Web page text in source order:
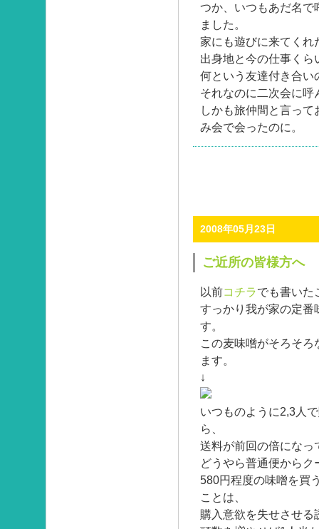
つか、いつもあだ名で
ました。
家にも遊びに来てくれ
出身地と今の仕事く
何という友達付き合い
それなのに二次会に呼
しかも旅仲間と言っ
み会で会ったのに。
2008年05月23日
ご近所の皆様方へ
以前コチラでも書いた
すっかり我が家の定番
す。
この麦味噌がそろそ
ます。
↓
いつものように2,3人
ら、
送料が前回の倍になっ
どうやら普通便から
580円程度の味噌を買
ことは、
購入意欲を失せさせ